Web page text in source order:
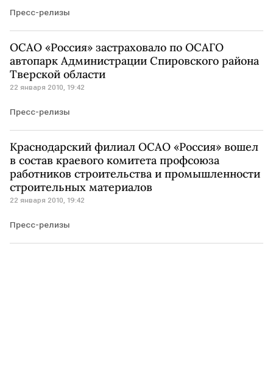
Пресс-релизы
ОСАО «Россия» застраховало по ОСАГО
автопарк Администрации Спировского района
Тверской области
22 января 2010, 19:42
Пресс-релизы
Краснодарский филиал ОСАО «Россия» вошел
в состав краевого комитета профсоюза
работников строительства и промышленности
строительных материалов
22 января 2010, 19:42
Пресс-релизы